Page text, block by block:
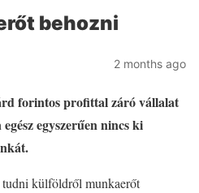
behozni
2 months ago
forintos profittal záró vállalat
egyszerűen nincs ki
külföldről munkaerőt